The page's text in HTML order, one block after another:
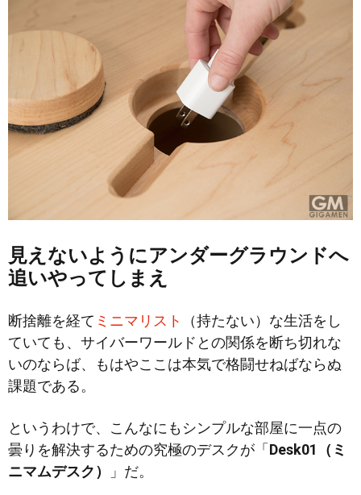
見えないようにアンダーグラウンドへ
追いやってしまえ
断捨離を経て ミニマリスト
（持たない）な生活をし
ていても、サイバーワールドとの関係を断ち切れな
いのならば、もはやここは本気で格闘せねばならぬ
課題である。
というわけで、こんなにもシンプルな部屋に一点の
曇りを解決するための究極のデスクが「 Desk01（ミ
ニマムデスク）
」だ。